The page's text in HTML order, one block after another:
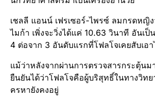
เชลลี แอนน์ เฟรเซอร์-ไพรซ์ ลมกรดหญิ
ไมก้า​ เพิ่งจะวิ่งได้แค่ 10.63 วินาที อันเ
4 ต่อจาก 3 อันดับแรกที่โฟลโจเคยสับเอา
แม้ว่าหลังจากผ่านการตรวจสารกระตุ้น​ม
ยืนยันได้ว่าโฟลโจคือผู้บริสุทธิ์ใน​ทางวิท
ครหายังคงอยู่